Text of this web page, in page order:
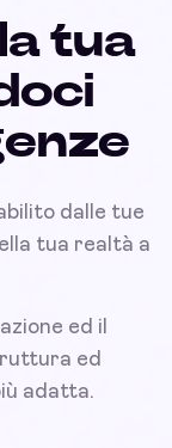
tua
dalle tue
tua realtà a
ed il
ed
adatta.